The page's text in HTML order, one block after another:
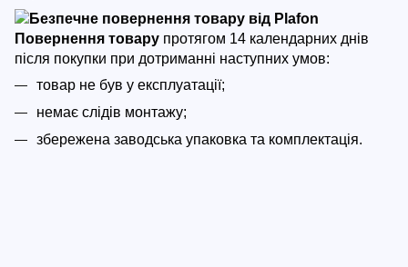
Повернення товару протягом 14 календарних днів
після покупки при дотриманні наступних умов:
товар не був у експлуатації;
немає слідів монтажу;
збережена заводська упаковка та комплектація.